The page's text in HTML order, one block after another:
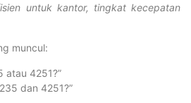
untuk kantor, tingkat kecepatan
muncul:
atau 4251?”
dan 4251?”